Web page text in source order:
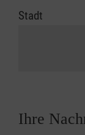
Stadt
Ihre